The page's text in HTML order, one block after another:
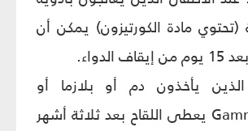
(تحتوي مادة الكورتيزون) يمكن أن
يأخذون دم أو بلازما أو
Gamma-Globulin يعطى اللقاح بعد ثلاثة أشهر